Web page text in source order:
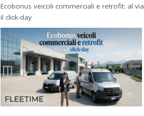
Ecobonus veicoli commerciali e retrofit: al via
il click-day